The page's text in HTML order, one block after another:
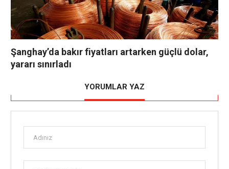
Şanghay’da bakır fiyatları artarken güçlü dolar,
yararı sınırladı
YORUMLAR YAZ